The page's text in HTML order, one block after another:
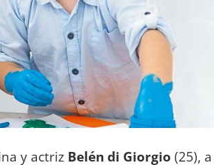
y actriz Belén di Giorgio (25), a